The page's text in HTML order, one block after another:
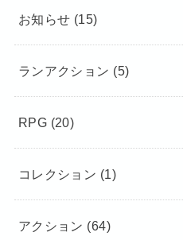
お知らせ (15)
ランアクション (5)
RPG (20)
コレクション (1)
アクション (64)